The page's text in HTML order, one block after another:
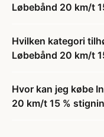
Løbebånd 20 km/t
Hvilken kategori
Løbebånd 20 km/t
Hvor kan jeg købe
20 km/t 15 %